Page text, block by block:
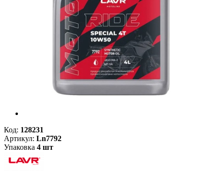
Код: 128231
Артикул: Ln7792
Упаковка 4 шт